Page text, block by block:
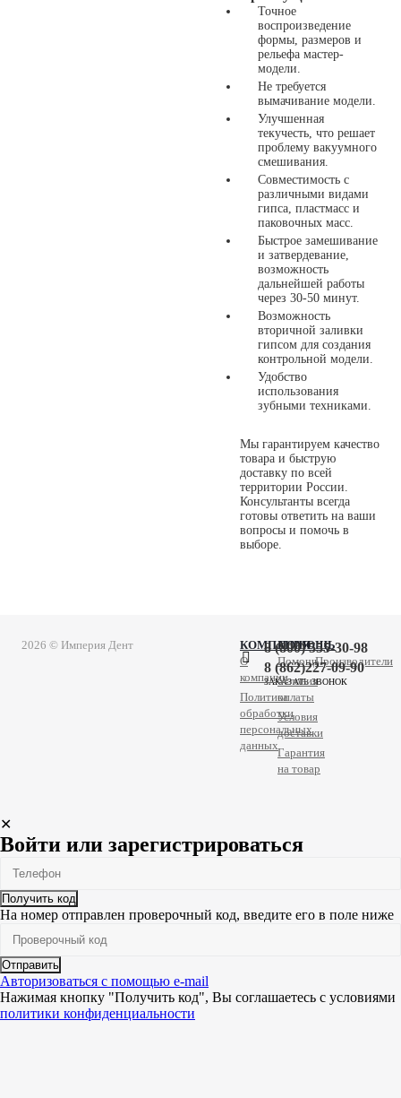
Точное
воспроизведение
формы, размеров и
рельефа мастер-
модели.
Не требуется
вымачивание модели.
Улучшенная
текучесть, что решает
проблему вакуумного
смешивания.
Совместимость с
различными видами
гипса, пластмасс и
паковочных масс.
Быстрое замешивание
и затвердевание,
возможность
дальнейшей работы
через 30-50 минут.
Возможность
вторичной заливки
гипсом для создания
контрольной модели.
Удобство
использования
зубными техниками.
Мы гарантируем качество
товара и быструю
доставку по всей
территории России.
Консультанты всегда
готовы ответить на ваши
вопросы и помочь в
выборе.
2026 © Империя Дент КОМПАНИЯ
ПОМОЩЬ
О
компании
Политика
обработки
персональных
данных
Помощь
Условия
оплаты
Условия
доставки
Гарантия
на товар
Производители
8 (800) 555-30-98
8 (862)227-09-90
ЗАКАЗАТЬ ЗВОНОК
✕
Войти или зарегистрироваться
Получить код
На номер отправлен проверочный код, введите его в поле ниже
Отправить
Авторизоваться с помощью e-mail
Нажимая кнопку "Получить код", Вы соглашаетесь c условиями
политики конфиденциальности